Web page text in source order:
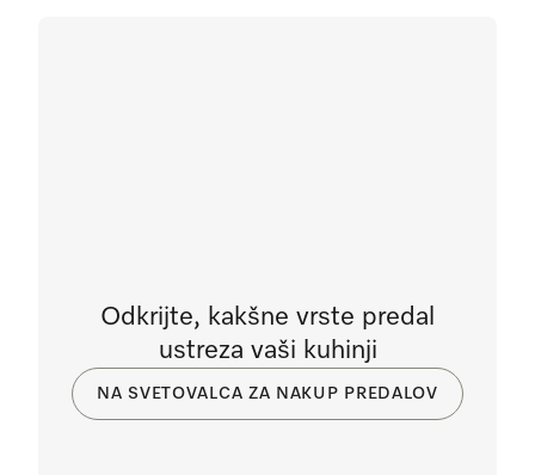
Odkrijte, kakšne vrste predal
ustreza vaši kuhinji
NA SVETOVALCA ZA NAKUP PREDALOV